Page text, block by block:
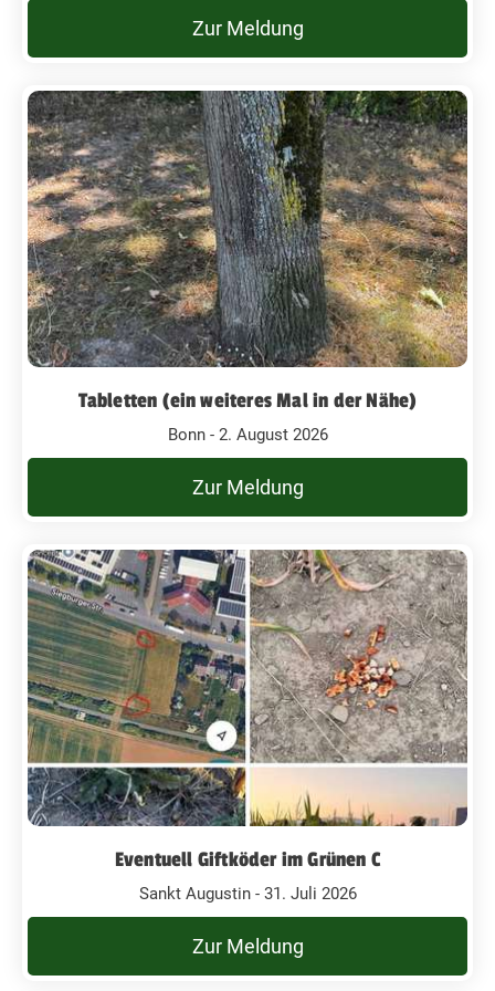
Zur Meldung
Tabletten (ein weiteres Mal in der Nähe)
Bonn - 2. August 2026
Zur Meldung
Eventuell Giftköder im Grünen C
Sankt Augustin - 31. Juli 2026
Zur Meldung